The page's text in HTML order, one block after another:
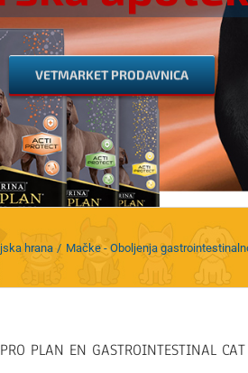
VETMARKET PRODAVNICA
hrana Mačke - Oboljenja
PLAN EN GASTROINTESTINAL